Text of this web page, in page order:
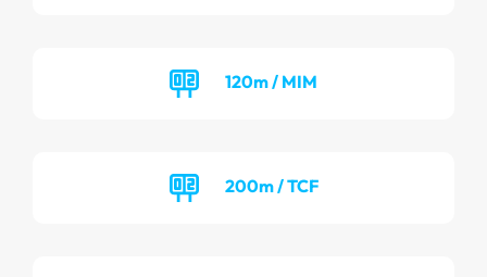
120m / MIM
200m / TCF